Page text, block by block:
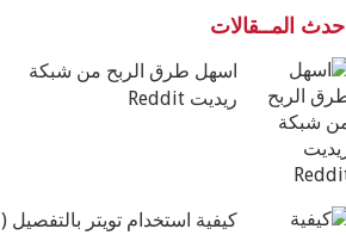
احدث المــقالات
اسهل طرق الربح من شبكة
ريديت Reddit
كيفية استخدام تويتر بالتفصيل (